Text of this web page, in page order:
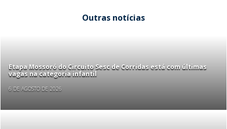
Outras notícias
Etapa Mossoró do Circuito Sesc de Corridas está com últimas
vagas na categoria infantil
6 DE AGOSTO DE 2026